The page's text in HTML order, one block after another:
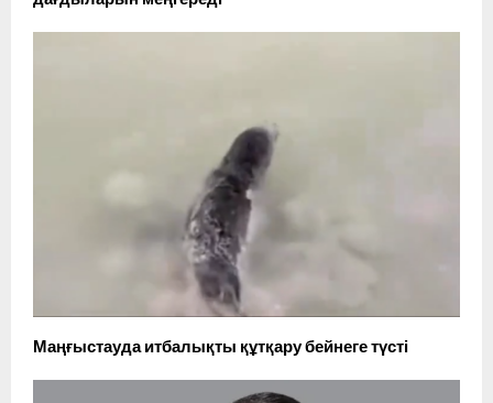
Маңғыстауда итбалықты құтқару бейнеге түсті